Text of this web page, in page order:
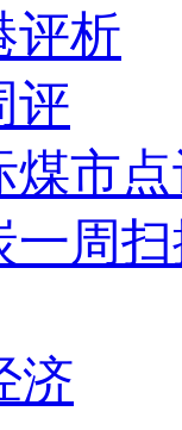
评析
评
煤市
一周
济